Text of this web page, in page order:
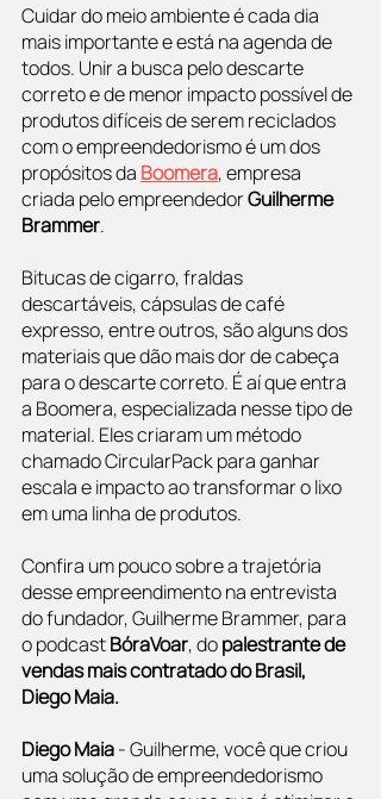
Cuidar do meio ambiente é cada dia
mais importante e está na agenda de
todos. Unir a busca pelo descarte
correto e de menor impacto possível de
produtos difíceis de serem reciclados
com o empreendedorismo é um dos
propósitos da Boomera, empresa
criada pelo empreendedor Guilherme
Brammer.
Bitucas de cigarro, fraldas
descartáveis, cápsulas de café
expresso, entre outros, são alguns dos
materiais que dão mais dor de cabeça
para o descarte correto. É aí que entra
a Boomera, especializada nesse tipo de
material. Eles criaram um método
chamado CircularPack para ganhar
escala e impacto ao transformar o lixo
em uma linha de produtos.
Confira um pouco sobre a trajetória
desse empreendimento na entrevista
do fundador, Guilherme Brammer, para
o podcast BóraVoar, do palestrante de
vendas mais contratado do Brasil,
Diego Maia.
Diego Maia - Guilherme, você que criou
uma solução de empreendedorismo